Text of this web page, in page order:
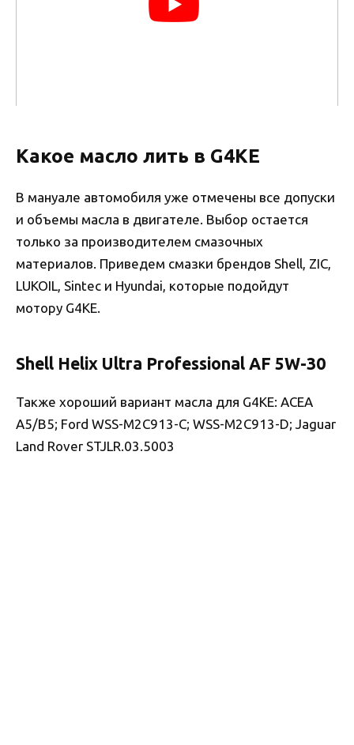
Какое масло лить в G4KE
В мануале автомобиля уже отмечены все допуски
и объемы масла в двигателе. Выбор остается
только за производителем смазочных
материалов. Приведем смазки брендов Shell, ZIC,
LUKOIL, Sintec и Hyundai, которые подойдут
мотору G4KE.
Shell Helix Ultra Professional AF 5W-30
Также хороший вариант масла для G4KE: ACEA
A5/B5; Ford WSS-M2C913-C; WSS-M2C913-D; Jaguar
Land Rover STJLR.03.5003